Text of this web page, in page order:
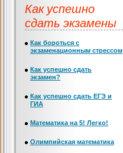
Как успешно
сдать экзамены
Как бороться с
экзаменационным стрессом
Как успешно сдать
экзамен?
Как успешно сдать ЕГЭ и
ГИА
Математика на 5! Легко!
Олимпийская математика